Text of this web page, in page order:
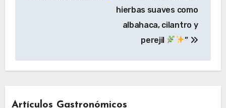
hierbas suaves como
albahaca, cilantro y
perejil
”
Artículos Gastronómicos